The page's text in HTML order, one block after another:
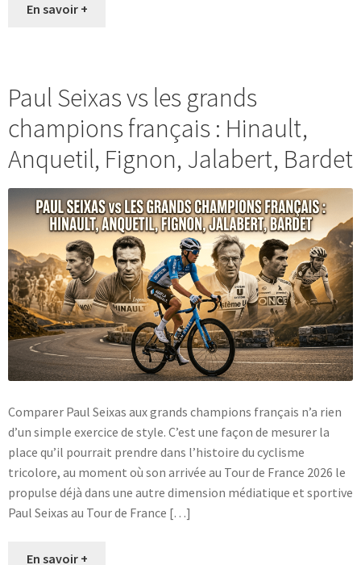
En savoir +
Paul Seixas vs les grands
champions français : Hinault,
Anquetil, Fignon, Jalabert, Bardet
Comparer Paul Seixas aux grands champions français n’a rien
d’un simple exercice de style. C’est une façon de mesurer la
place qu’il pourrait prendre dans l’histoire du cyclisme
tricolore, au moment où son arrivée au Tour de France 2026 le
propulse déjà dans une autre dimension médiatique et sportive
Paul Seixas au Tour de France […]
En savoir +